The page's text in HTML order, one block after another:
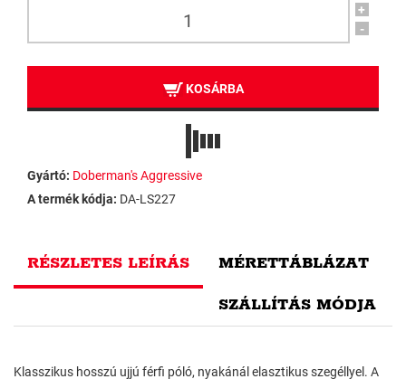
+
-
KOSÁRBA
Gyártó: Doberman's Aggressive
A termék kódja: DA-LS227
RÉSZLETES LEÍRÁS MÉRETTÁBLÁZAT
SZÁLLÍTÁS MÓDJA
Klasszikus hosszú ujjú férfi póló, nyakánál elasztikus szegéllyel. A